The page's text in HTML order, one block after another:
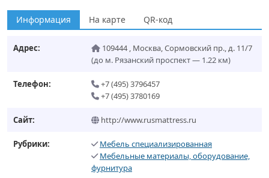
Информация На карте QR-код
Адрес: 109444, Москва,Сормовский пр., д. 11/7
(до м. Рязанский проспект — 1.22 км)
Телефон:
+7 (495) 3796457
+7 (495) 3780169
Сайт: http://www.rusmattress.ru
Рубрики:
Мебель специализированная
Мебельные материалы, оборудование,
фурнитура